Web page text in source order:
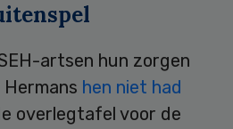
artsen hun zorgen
hen niet had
overlegtafel voor de